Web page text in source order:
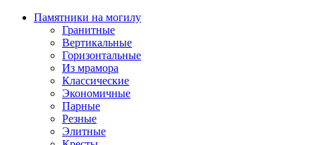
Памятники на могилу
Гранитные
Вертикальные
Горизонтальные
Из мрамора
Классические
Экономичные
Парные
Резные
Элитные